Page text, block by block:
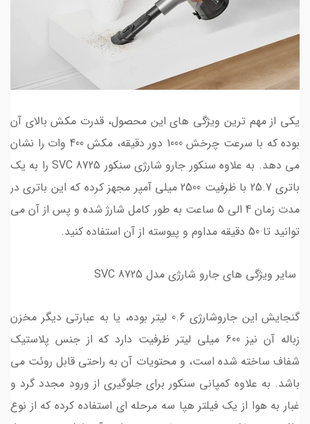
یکی از مهم ترین ویژگی های این محصول، قدرت مکش بالای آن
بوده که با سرعت چرخش 1000 دور دقیقه، مکش 400 وات را نشان
می دهد. به علاوه سنکور جارو شارژی سنکور SVC 8725 را به یک
باتری 25.7 با ظرفیت 2500 میلی آمپر مجهز کرده که این باتری در
مدت زمان 4 الی 5 ساعت به طور کامل شارژ شده و پس از آن می
توانید تا 50 دقیقه مداوم و پیوسته از آن استفاده کنید.
سایر ویژگی های جارو شارژی مدل SVC 8725
گنجایش این جاروشارژی 0.6 لیتر بوده، یا به عبارتی دیگر مخزن
زباله آن نیز 600 میلی لیتر ظرفیت دارد که از جنس پلاستیک
شفاف ساخته شده است، و محتویات آن به راحتی قابل روئت می
باشد. به علاوه کمپانی سنکور برای جلوگیری از ورود مجدد گرد و
غبار به هوا از یک فیلتر هپا سه مرحله ای استفاده کرده که از نوع